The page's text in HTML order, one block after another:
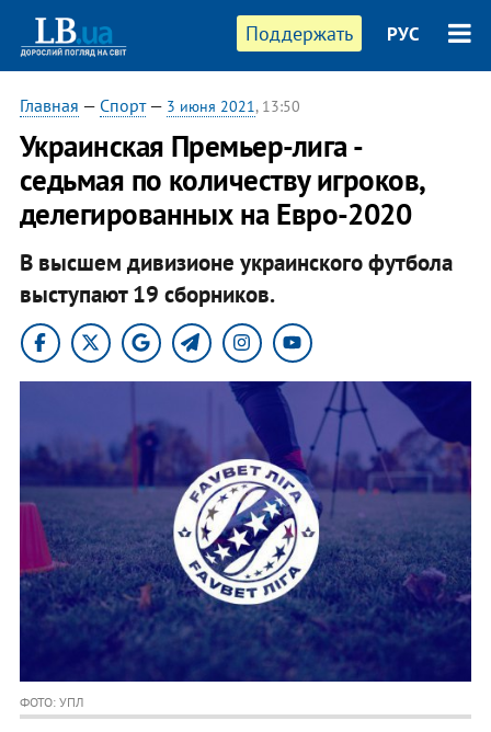
Поддержать РУС
Главная — Спорт— 3 июня 2021, 13:50
Украинская Премьер-лига -
седьмая по количеству игроков,
делегированных на Евро-2020
В высшем дивизионе украинского футбола
выступают 19 сборников.
ФОТО: УПЛ